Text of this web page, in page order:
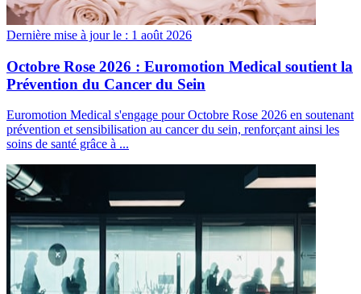
Dernière mise à jour le : 1 août 2026
Octobre Rose 2026 : Euromotion Medical soutient la
Prévention du Cancer du Sein
Euromotion Medical s'engage pour Octobre Rose 2026 en soutenant
prévention et sensibilisation au cancer du sein, renforçant ainsi les
soins de santé grâce à ...